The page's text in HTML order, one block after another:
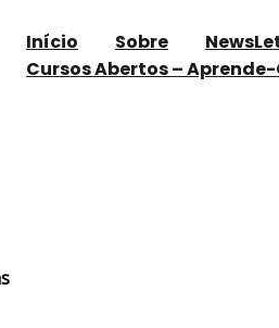
Início Sobre
Cursos Abertos – Aprende-